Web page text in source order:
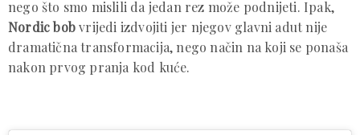
nego što smo mislili da jedan rez može podnijeti. Ipak,
Nordic bobvrijedi izdvojiti jer njegov glavni adut nije
dramatična transformacija, nego način na koji se ponaša
nakon prvog pranja kod kuće.